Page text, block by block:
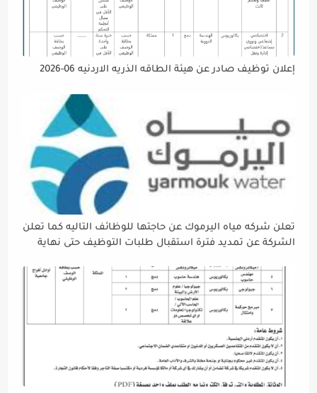
إعلان توظيف صادر عن هيئة الطاقه الذريه الاردنيه 06-2026
تعلن شركه مياه اليرموك عن حاجتها للوظائف التاليه كما تعلن
الشركة عن تمديد فترة استقبال طلبات التوظيف حتى نهاية
إتاحة الفرصة الكافية أمام الجميع لاستكمال إجراءات التقديم.